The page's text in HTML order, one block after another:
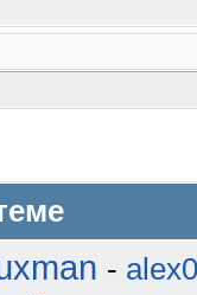
-